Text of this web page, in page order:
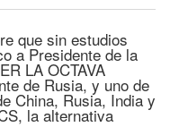
que sin estudios
a Presidente de la
LA OCTAVA
de Rusia, y uno de
China, Rusia, India y
la alternativa